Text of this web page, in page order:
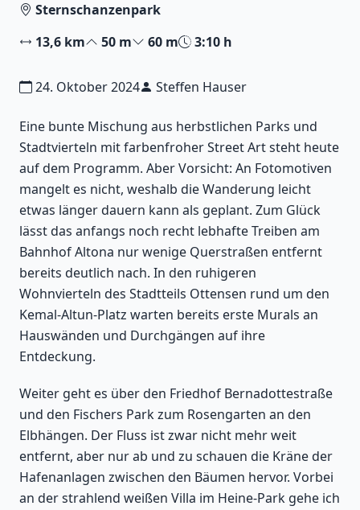
Sternschanzenpark
13,6 km
50 m 60 m 3:10 h
24. Oktober 2024 Steffen Hauser
Eine bunte Mischung aus herbstlichen Parks und
Stadtvierteln mit farbenfroher Street Art steht heute
auf dem Programm. Aber Vorsicht: An Fotomotiven
mangelt es nicht, weshalb die Wanderung leicht
etwas länger dauern kann als geplant. Zum Glück
lässt das anfangs noch recht lebhafte Treiben am
Bahnhof Altona nur wenige Querstraßen entfernt
bereits deutlich nach. In den ruhigeren
Wohnvierteln des Stadtteils Ottensen rund um den
Kemal-Altun-Platz warten bereits erste Murals an
Hauswänden und Durchgängen auf ihre
Entdeckung.
Weiter geht es über den Friedhof Bernadottestraße
und den Fischers Park zum Rosengarten an den
Elbhängen. Der Fluss ist zwar nicht mehr weit
entfernt, aber nur ab und zu schauen die Kräne der
Hafenanlagen zwischen den Bäumen hervor. Vorbei
an der strahlend weißen Villa im Heine-Park gehe ich